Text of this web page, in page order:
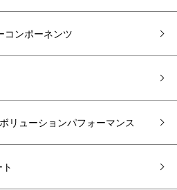
コンポーネンツ
リューションパフォーマンス